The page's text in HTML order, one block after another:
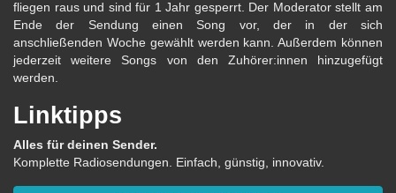
fliegen raus und sind für 1 Jahr gesperrt. Der Moderator stellt am
Ende der Sendung einen Song vor, der in der sich
anschließenden Woche gewählt werden kann. Außerdem können
jederzeit weitere Songs von den Zuhörer:innen hinzugefügt
werden.
Linktipps
Alles für deinen Sender.
Komplette Radiosendungen. Einfach, günstig, innovativ.